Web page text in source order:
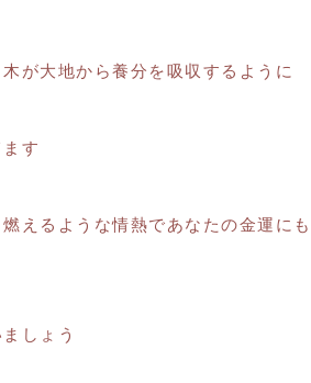
が大地から養分を吸収するように
す
えるような情熱であなたの金運に
しょう